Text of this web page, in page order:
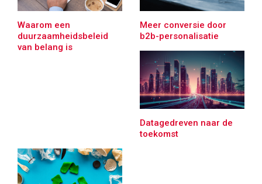
Waarom een
duurzaamheidsbeleid
van belang is
Meer conversie door
b2b-personalisatie
Datagedreven naar de
toekomst